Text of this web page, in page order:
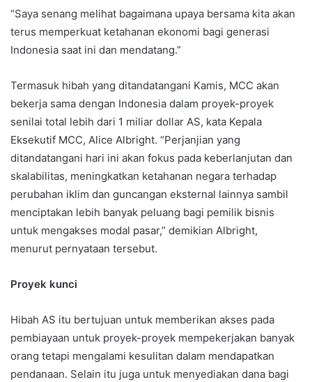
“Saya senang melihat bagaimana upaya bersama kita akan
terus memperkuat ketahanan ekonomi bagi generasi
Indonesia saat ini dan mendatang.”
Termasuk hibah yang ditandatangani Kamis, MCC akan
bekerja sama dengan Indonesia dalam proyek-proyek
senilai total lebih dari 1 miliar dollar AS, kata Kepala
Eksekutif MCC, Alice Albright. “Perjanjian yang
ditandatangani hari ini akan fokus pada keberlanjutan dan
skalabilitas, meningkatkan ketahanan negara terhadap
perubahan iklim dan guncangan eksternal lainnya sambil
menciptakan lebih banyak peluang bagi pemilik bisnis
untuk mengakses modal pasar,” demikian Albright,
menurut pernyataan tersebut.
Proyek kunci
Hibah AS itu bertujuan untuk memberikan akses pada
pembiayaan untuk proyek-proyek mempekerjakan banyak
orang tetapi mengalami kesulitan dalam mendapatkan
pendanaan. Selain itu juga untuk menyediakan dana bagi